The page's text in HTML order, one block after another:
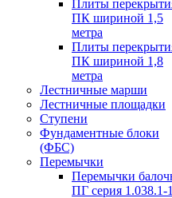
Плиты
ПК шириной 1,5
метра
Плиты
ПК шириной 1,8
метра
Лестничные марши
Лестничные площадки
Ступени
Фундаментные блоки
(ФБС)
Перемычки
Перемычки
ПГ серия 1.038.1-